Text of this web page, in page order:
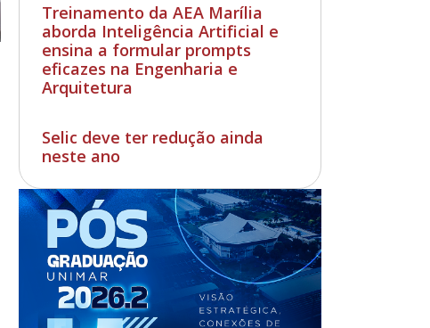
Treinamento da AEA Marília
aborda Inteligência Artificial e
ensina a formular prompts
eficazes na Engenharia e
Arquitetura
Selic deve ter redução ainda
neste ano